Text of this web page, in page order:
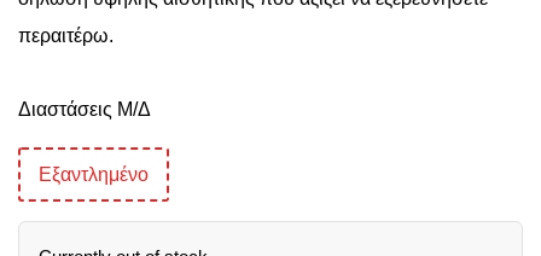
περαιτέρω.
Διαστάσεις Μ/Δ
Εξαντλημένο